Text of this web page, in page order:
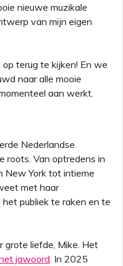
nieuwe muzikale
van mijn eigen
terug te kijken! En we
naar alle mooie
aan werkt.
Nederlandse
roots. Van optredens in
New York tot intieme
met haar
publiek te raken en te
grote liefde, Mike. Het
jawoord. In 2025